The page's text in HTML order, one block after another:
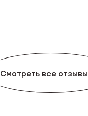
Смотреть все отзывы